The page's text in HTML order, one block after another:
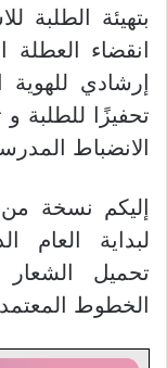
بتهيئة الطلبة
انقضاء العطلة
إرشادي للهوية
تحفيزًا للطلبة
الانضباط
إليكم نسخة من
تحميل الشعار
الخطوط